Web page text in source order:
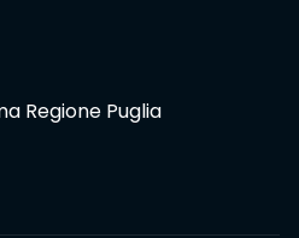
Regione Puglia